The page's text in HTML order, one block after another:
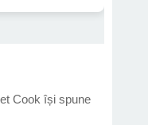
Cook își spune